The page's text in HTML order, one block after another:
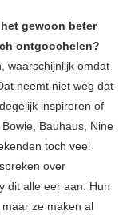
gewoon beter
ontgoochelen?
waarschijnlijk omdat
neemt niet weg dat
inspireren of
Bauhaus, Nine
toch veel
over
dit alle eer aan. Hun
ze maken al